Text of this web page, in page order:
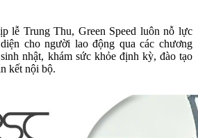
lễ Trung Thu, Green Speed luôn nỗ lực
cho người lao động qua các chương
nhật, khám sức khỏe định kỳ, đào tạo
kết nội bộ.